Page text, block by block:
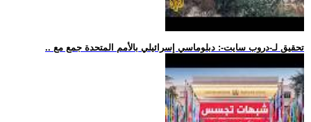
.. تحقيق لـ-دروب سايت-: دبلوماسي إسرائيلي بالأمم المتحدة جمع مع